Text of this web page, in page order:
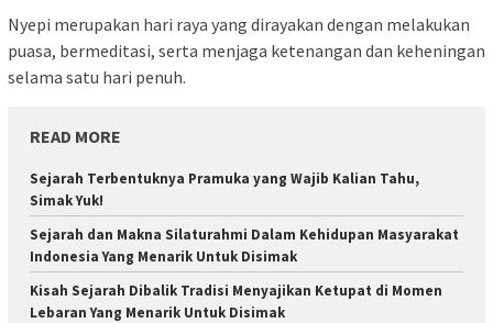
Nyepi merupakan hari raya yang dirayakan dengan melakukan
puasa, bermeditasi, serta menjaga ketenangan dan keheningan
selama satu hari penuh.
READ MORE
Sejarah Terbentuknya Pramuka yang Wajib Kalian Tahu,
Simak Yuk!
Sejarah dan Makna Silaturahmi Dalam Kehidupan Masyarakat
Indonesia Yang Menarik Untuk Disimak
Kisah Sejarah Dibalik Tradisi Menyajikan Ketupat di Momen
Lebaran Yang Menarik Untuk Disimak